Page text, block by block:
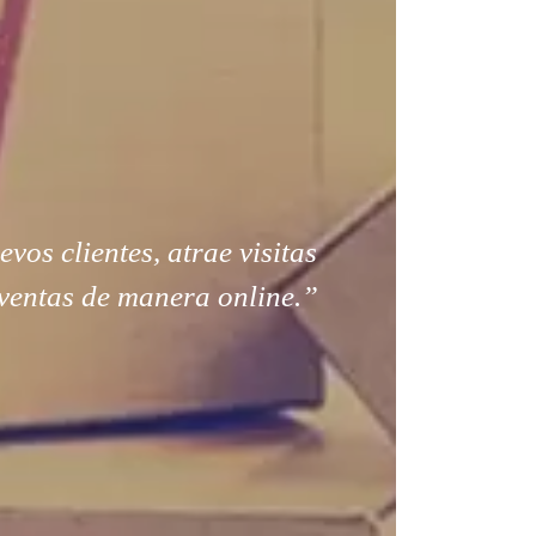
clientes, atrae visitas
de manera online.”